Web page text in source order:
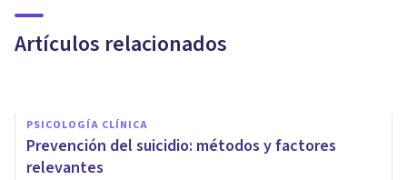
Artículos relacionados
causas y tratamiento
PSICOLOGÍA CLÍNICA
Prevención del suicidio: métodos y factores
relevantes